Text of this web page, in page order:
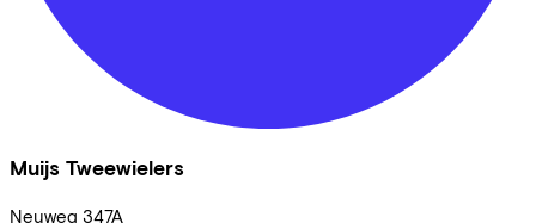
Muijs Tweewielers
Neuweg 347A